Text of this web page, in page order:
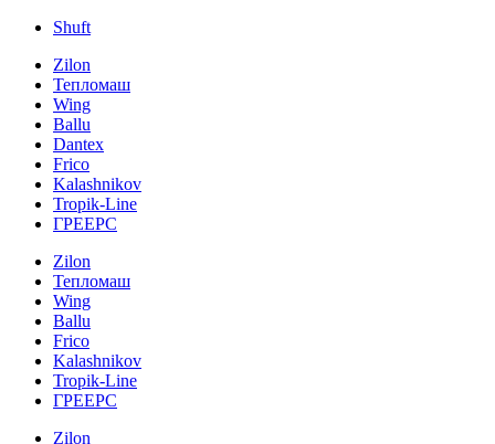
Shuft
Zilon
Тепломаш
Wing
Ballu
Dantex
Frico
Kalashnikov
Tropik-Line
ГРЕЕРС
Zilon
Тепломаш
Wing
Ballu
Frico
Kalashnikov
Tropik-Line
ГРЕЕРС
Zilon